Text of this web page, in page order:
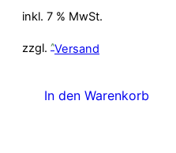
Preis
269,00 €
inkl. 7 % MwSt.
zzgl. Versand
In den Warenkorb